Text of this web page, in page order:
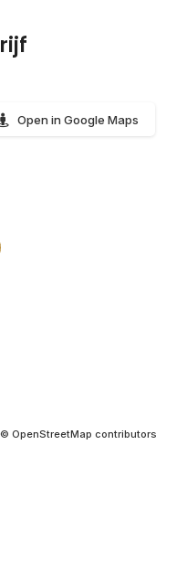
© OpenStreetMap contributors
Open in Google Maps